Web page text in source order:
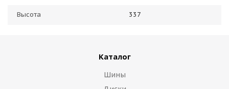
Высота 337
Каталог
Шины